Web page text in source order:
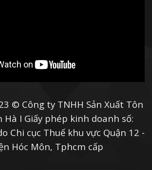
© Công ty TNHH Sản Xuất Tôn
Hà I Giấy phép kinh doanh số:
Chi cục Thuế khu vực Quận 12 -
Hóc Môn, Tphcm cấp